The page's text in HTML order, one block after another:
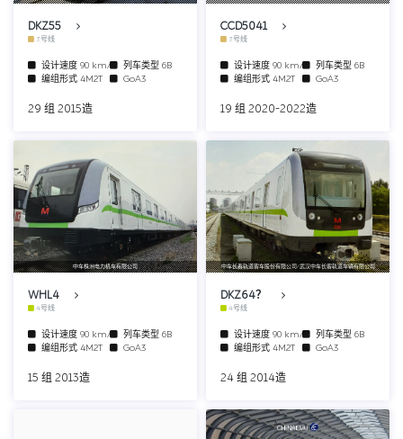
DKZ55
3号线
设计速度 90 km/h 列车类型 6B
编组形式 4M2T GoA3
29 组 2015造
CCD5041
3号线
设计速度 90 km/h 列车类型 6B
编组形式 4M2T GoA3
19 组 2020-2022造
中车株洲电力机车有限公司
WHL4
4号线
设计速度 90 km/h 列车类型 6B
编组形式 4M2T GoA3
15 组 2013造
中车长春轨道客车股份有限公司/武汉中车长客轨道车辆有限公司
DKZ64？
4号线
设计速度 90 km/h 列车类型 6B
编组形式 4M2T GoA3
24 组 2014造